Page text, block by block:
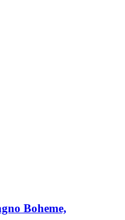
Boheme,